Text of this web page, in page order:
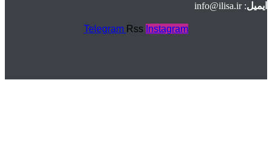
ایمیل: info@ilisa.ir
Telegram Rss Instagram